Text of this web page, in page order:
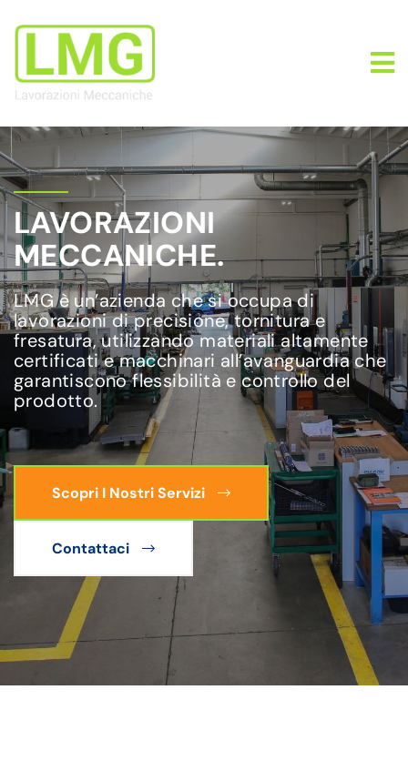
LAVORAZIONI
MECCANICHE.
LMG è un’azienda che si occupa di
lavorazioni di precisione, tornitura e
fresatura, utilizzando materiali altamente
certificati e macchinari all’avanguardia che
garantiscono flessibilità e controllo del
prodotto.
Scopri I Nostri Servizi
Contattaci